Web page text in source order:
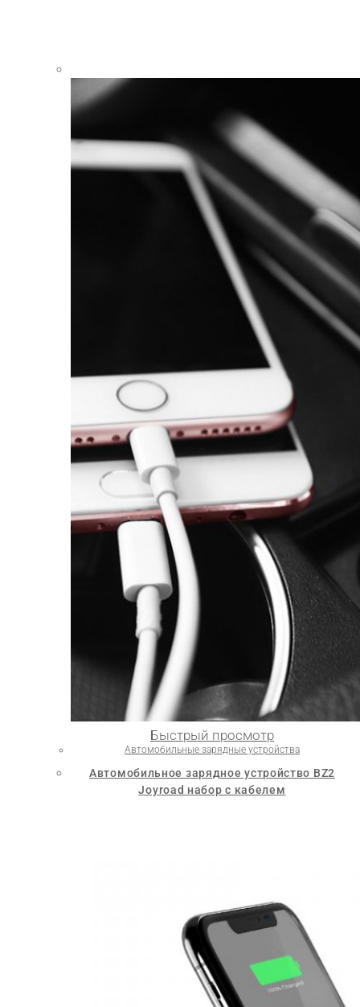
Быстрый просмотр
Автомобильные зарядные устройства
Автомобильное зарядное устройство BZ2
Joyroad набор с кабелем